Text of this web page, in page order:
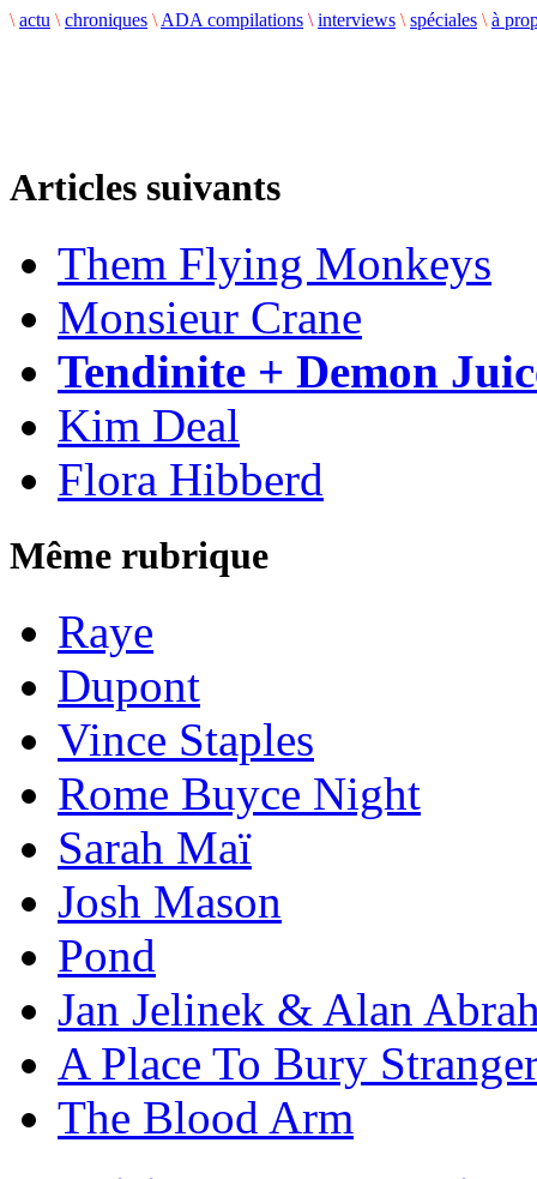
\ actu \ chroniques \ ADA compilations \ interviews \ spéciales \ à
Articles suivants
Them Flying Monkeys
Monsieur Crane
Tendinite + Demon
Kim Deal
Flora Hibberd
Même rubrique
Raye
Dupont
Vince Staples
Rome Buyce Night
Sarah Maï
Josh Mason
Pond
Jan Jelinek & Alan
A Place To Bury
The Blood Arm